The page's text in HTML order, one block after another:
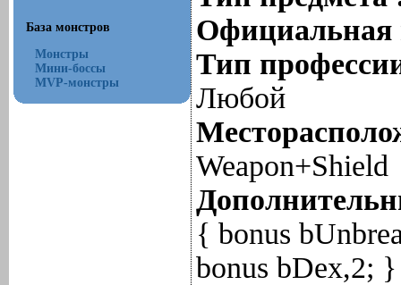
База монстров
Монстры
Мини-боссы
MVP-монстры
Тип
Любой
Weapon+Shield
{ bonus
bonus bDex,2; }